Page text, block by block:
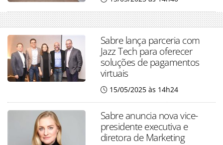
Sabre lança parceria com
Jazz Tech para oferecer
soluções de pagamentos
virtuais
15/05/2025 às 14h24
Sabre anuncia nova vice-
presidente executiva e
diretora de Marketing